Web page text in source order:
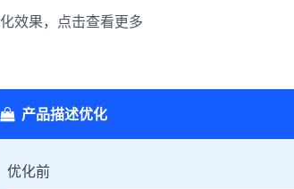
效果，点击查看更多
产品描述优化
优化前